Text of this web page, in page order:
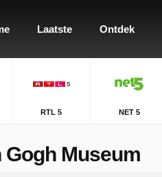
Laatste Ontdek
RTL 5 NET 5
Gogh Museum